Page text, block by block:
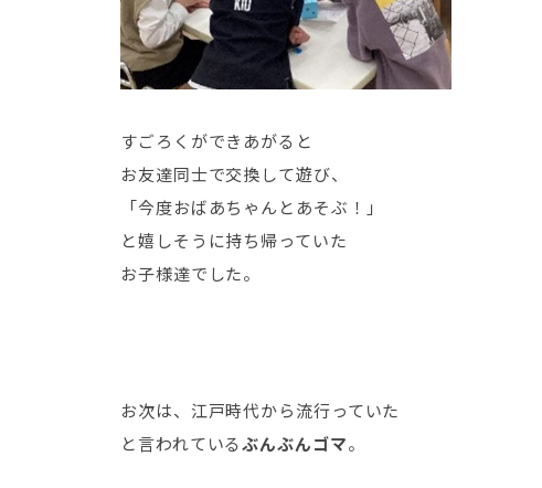
すごろくができあがると
お友達同士で交換して遊び、
「今度おばあちゃんとあそぶ！」
と嬉しそうに持ち帰っていた
お子様達でした。
お次は、江戸時代から流行っていた
と言われているぶんぶんゴマ。